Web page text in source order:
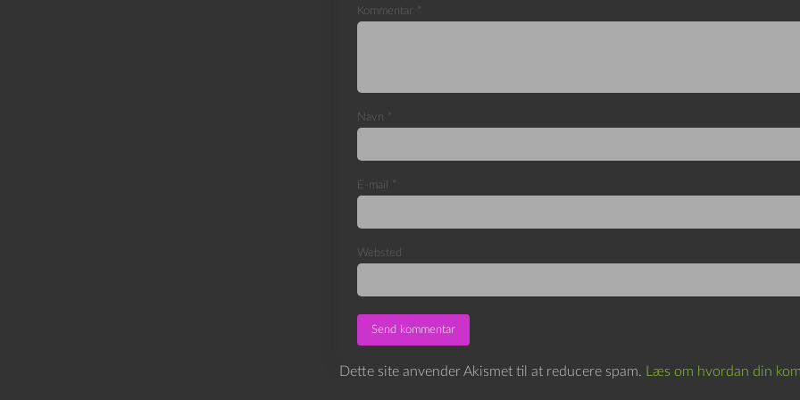
Kommentar *
Navn *
E-mail *
Websted
Dette site anvender Akismet til at reducere spam. Læs om hvordan din